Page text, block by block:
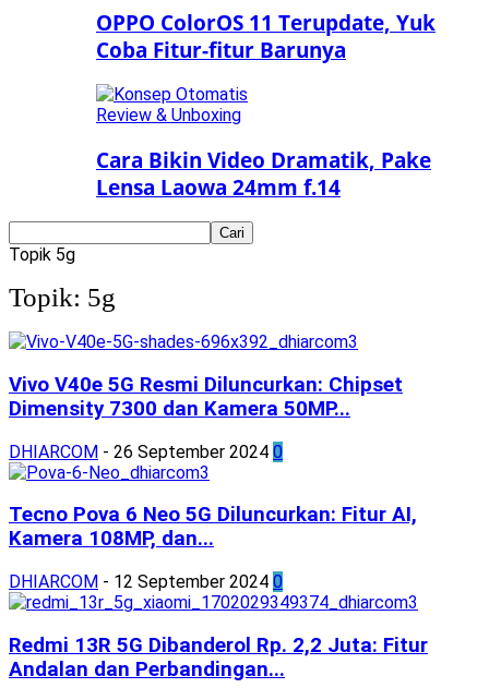
OPPO ColorOS 11 Terupdate, Yuk
Coba Fitur-fitur Barunya
Review & Unboxing
Cara Bikin Video Dramatik, Pake
Lensa Laowa 24mm f.14
Topik 5g
Topik: 5g
Vivo V40e 5G Resmi Diluncurkan: Chipset
Dimensity 7300 dan Kamera 50MP...
DHIARCOM - 26 September 2024 0
Tecno Pova 6 Neo 5G Diluncurkan: Fitur AI,
Kamera 108MP, dan...
DHIARCOM - 12 September 2024 0
Redmi 13R 5G Dibanderol Rp. 2,2 Juta: Fitur
Andalan dan Perbandingan...